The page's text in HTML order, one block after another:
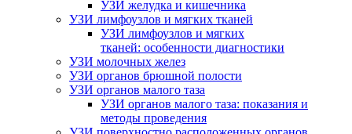
УЗИ желудка и кишечника
УЗИ лимфоузлов и мягких тканей
УЗИ лимфоузлов и мягких
тканей: особенности диагностики
УЗИ молочных желез
УЗИ органов брюшной полости
УЗИ органов малого таза
УЗИ органов малого таза: показания и
методы проведения